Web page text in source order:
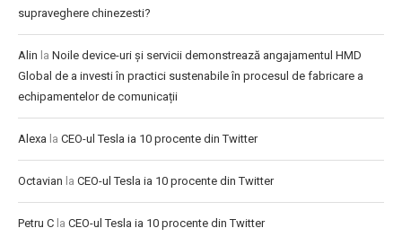
supraveghere chinezesti?
Alin la Noile device-uri și servicii demonstrează angajamentul HMD
Global de a investi în practici sustenabile în procesul de fabricare a
echipamentelor de comunicații
Alexa la CEO-ul Tesla ia 10 procente din Twitter
Octavian la CEO-ul Tesla ia 10 procente din Twitter
Petru C la CEO-ul Tesla ia 10 procente din Twitter